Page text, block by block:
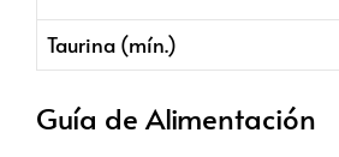
Taurina (mín.)
Guía de Alimentación